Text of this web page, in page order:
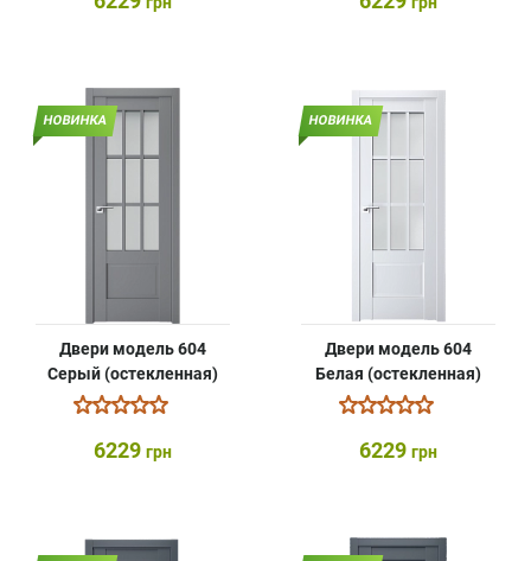
НОВИНКА
Двери модель 604
Серый (остекленная)
6229 грн
НОВИНКА
Двери модель 604
Белая (остекленная)
6229 грн